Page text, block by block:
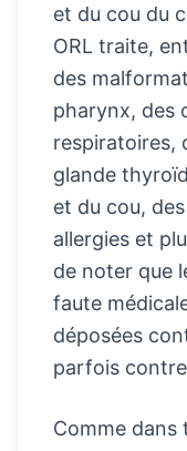
et du cou du
ORL traite,
des
pharynx, des
respiratoires,
glande
et du cou,
allergies et
de noter que
faute
déposées
parfois
Comme dans